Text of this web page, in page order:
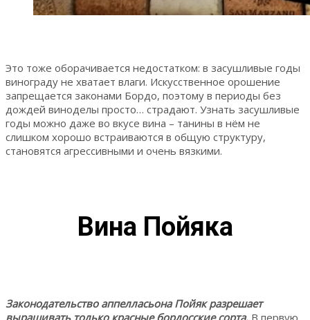
Это тоже оборачивается недостатком: в засушливые годы
винограду не хватает влаги. Искусственное орошение
запрещается законами Бордо, поэтому в периоды без
дождей виноделы просто… страдают. Узнать засушливые
годы можно даже во вкусе вина – танины в нём не
слишком хорошо встраиваются в общую структуру,
становятся агрессивными и очень вязкими.
Вина Пойяка
Законодательство аппелласьона Пойяк разрешает
выращивать только красные бордосские сорта. В первую